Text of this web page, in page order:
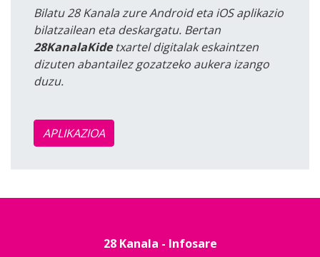
Bilatu 28 Kanala zure Android eta iOS aplikazio
bilatzailean eta deskargatu. Bertan
28KanalaKidetxartel digitalak eskaintzen
dizuten abantailez gozatzeko aukera izango
duzu.
APLIKAZIOA
28 Kanala - Infosare